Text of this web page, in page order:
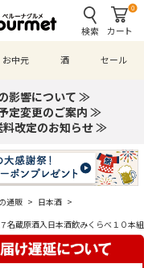
検索
0
カート
お中元 酒 セール
影響について ≫
定変更のご案内 ≫
料改定のお知らせ ≫
通販 > 日本酒 >
蔵原酒入日本酒飲みくらべ１０本組